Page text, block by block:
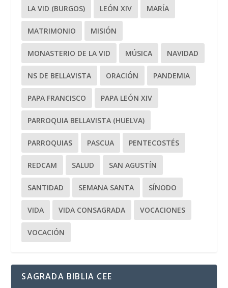
LA VID (BURGOS) LEÓN XIV MARÍA
MATRIMONIO MISIÓN
MONASTERIO DE LA VID MÚSICA NAVIDAD
NS DE BELLAVISTA ORACIÓN PANDEMIA
PAPA FRANCISCO PAPA LEÓN XIV
PARROQUIA BELLAVISTA (HUELVA)
PARROQUIAS PASCUA PENTECOSTÉS
REDCAM SALUD SAN AGUSTÍN
SANTIDAD SEMANA SANTA SÍNODO
VIDA VIDA CONSAGRADA VOCACIONES
VOCACIÓN
SAGRADA BIBLIA CEE